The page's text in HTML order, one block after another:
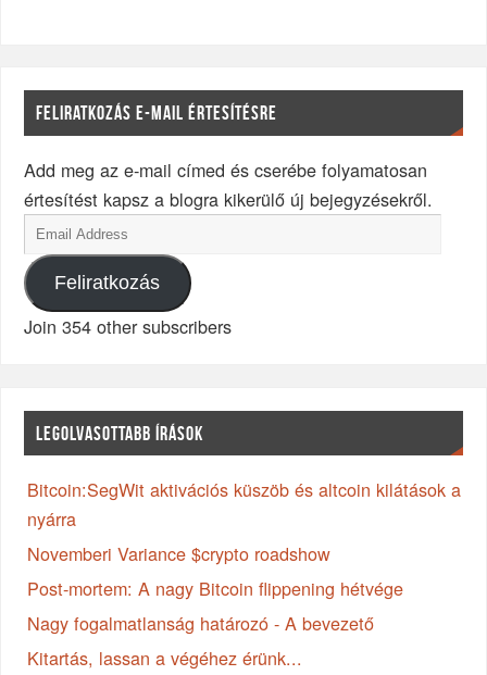
FELIRATKOZÁS E-MAIL ÉRTESÍTÉSRE
Add meg az e-mail címed és cserébe folyamatosan
értesítést kapsz a blogra kikerülő új bejegyzésekről.
Feliratkozás
Join 354 other subscribers
LEGOLVASOTTABB ÍRÁSOK
Bitcoin:SegWit aktivációs küszöb és altcoin kilátások a
nyárra
Novemberi Variance $crypto roadshow
Post-mortem: A nagy Bitcoin flippening hétvége
Nagy fogalmatlanság határozó - A bevezető
Kitartás, lassan a végéhez érünk...